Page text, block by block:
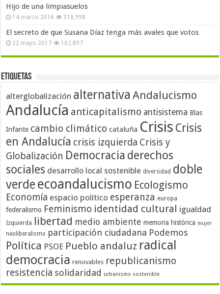
Hijo de una limpiasuelos
14 marzo 2016 318,998
El secreto de que Susana Díaz tenga más avales que votos
22 mayo 2017 162,897
Etiquetas
alterglobalización alternativa Andalucismo
Andalucía anticapitalismo antisistema Blas
Infante cambio climático cataluña Crisis Crisis
en Andalucía crisis izquierda Crisis y
Globalización Democracia derechos
sociales desarrollo local sostenible diversidad doble
verdeecoandalucismo Ecologismo
Economía espacio político esperanza europa
federalismo Feminismo identidad cultural igualdad
Izquierda libertad medio ambiente memoria histórica mujer
neoliberalismo participación ciudadana Podemos
Política PSOE Pueblo andaluz radical
democracia renovables republicanismo
resistencia solidaridad urbanismo sostenible